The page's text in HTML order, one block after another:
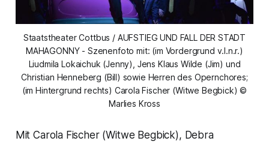
Staatstheater Cottbus / AUFSTIEG UND FALL DER STADT
MAHAGONNY - Szenenfoto mit: (im Vordergrund v.l.n.r.)
Liudmila Lokaichuk (Jenny), Jens Klaus Wilde (Jim) und
Christian Henneberg (Bill) sowie Herren des Opernchores;
(im Hintergrund rechts) Carola Fischer (Witwe Begbick) ©
Marlies Kross
Mit Carola Fischer (Witwe Begbick), Debra